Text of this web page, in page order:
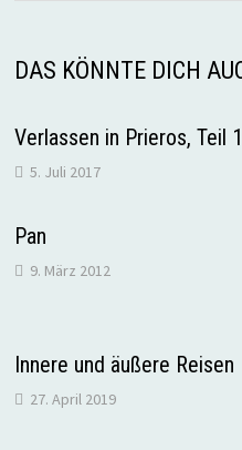
DAS KÖNNTE DICH
Verlassen in Prieros, Teil 1
5. Juli 2017
Pan
9. März 2012
Innere und äußere Reisen
27. April 2019